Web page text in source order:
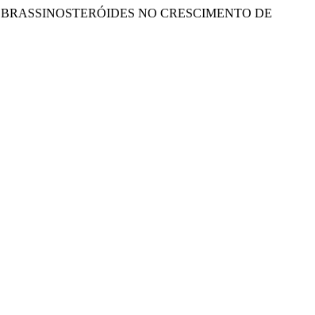
NO CRESCIMENTO DE